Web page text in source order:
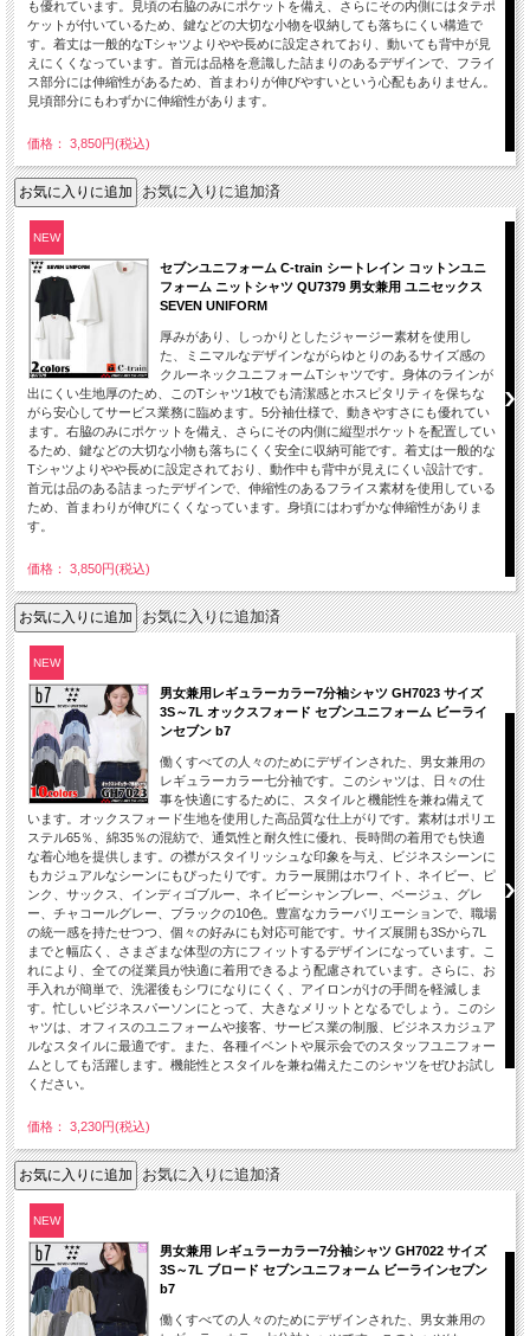
も優れています。見頃の右脇のみにポケットを備え、さらにその内側にはタテポ
ケットが付いているため、鍵などの大切な小物を収納しても落ちにくい構造で
す。着丈は一般的なTシャツよりやや長めに設定されており、動いても背中が見
えにくくなっています。首元は品格を意識した詰まりのあるデザインで、フライ
ス部分には伸縮性があるため、首まわりが伸びやすいという心配もありません。
見頃部分にもわずかに伸縮性があります。
価格： 3,850円(税込)
お気に入りに追加済
NEW
セブンユニフォーム C-train シートレイン コットンユニ
フォーム ニットシャツ QU7379 男女兼用 ユニセックス
SEVEN UNIFORM
厚みがあり、しっかりとしたジャージー素材を使用し
た、ミニマルなデザインながらゆとりのあるサイズ感の
クルーネックユニフォームTシャツです。身体のラインが
出にくい生地厚のため、このTシャツ1枚でも清潔感とホスピタリティを保ちな
がら安心してサービス業務に臨めます。5分袖仕様で、動きやすさにも優れてい
ます。右脇のみにポケットを備え、さらにその内側に縦型ポケットを配置してい
るため、鍵などの大切な小物も落ちにくく安全に収納可能です。着丈は一般的な
Tシャツよりやや長めに設定されており、動作中も背中が見えにくい設計です。
首元は品のある詰まったデザインで、伸縮性のあるフライス素材を使用している
ため、首まわりが伸びにくくなっています。身頃にはわずかな伸縮性がありま
す。
価格： 3,850円(税込)
お気に入りに追加済
NEW
男女兼用レギュラーカラー7分袖シャツ GH7023 サイズ
3S～7L オックスフォード セブンユニフォーム ビーライ
ンセブン b7
働くすべての人々のためにデザインされた、男女兼用の
レギュラーカラー七分袖です。このシャツは、日々の仕
事を快適にするために、スタイルと機能性を兼ね備えて
います。オックスフォード生地を使用した高品質な仕上がりです。素材はポリエ
ステル65％、綿35％の混紡で、通気性と耐久性に優れ、長時間の着用でも快適
な着心地を提供します。の襟がスタイリッシュな印象を与え、ビジネスシーンに
もカジュアルなシーンにもぴったりです。カラー展開はホワイト、ネイビー、ピ
ンク、サックス、インディゴブルー、ネイビーシャンブレー、ベージュ、グレ
ー、チャコールグレー、ブラックの10色。豊富なカラーバリエーションで、職場
の統一感を持たせつつ、個々の好みにも対応可能です。サイズ展開も3Sから7L
までと幅広く、さまざまな体型の方にフィットするデザインになっています。こ
れにより、全ての従業員が快適に着用できるよう配慮されています。さらに、お
手入れが簡単で、洗濯後もシワになりにくく、アイロンがけの手間を軽減しま
す。忙しいビジネスパーソンにとって、大きなメリットとなるでしょう。このシ
ャツは、オフィスのユニフォームや接客、サービス業の制服、ビジネスカジュア
ルなスタイルに最適です。また、各種イベントや展示会でのスタッフユニフォー
ムとしても活躍します。機能性とスタイルを兼ね備えたこのシャツをぜひお試し
ください。
価格： 3,230円(税込)
お気に入りに追加済
NEW
男女兼用 レギュラーカラー7分袖シャツ GH7022 サイズ
3S～7L ブロード セブンユニフォーム ビーラインセブン
b7
働くすべての人々のためにデザインされた、男女兼用の